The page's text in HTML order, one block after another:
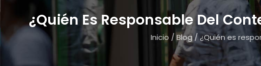
¿Quién Es Responsable Del
Inicio / Blog/¿Quién es